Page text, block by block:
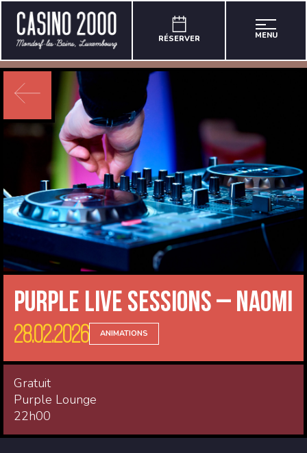
RÉSERVER MENU
Purple Live Sessions – Naomi
28.02.2026 ANIMATIONS
Gratuit
Purple Lounge
22h00